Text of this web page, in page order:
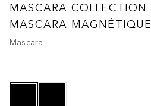
MASCARA COLLECTION
MASCARA MAGNÉTIQUE
Mascara